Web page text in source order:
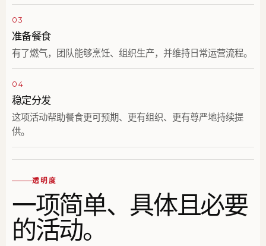
03
准备餐食
有了燃气，团队能够烹饪、组织生产，并维持日常运营流程。
04
稳定分发
这项活动帮助餐食更可预期、更有组织、更有尊严地持续提
供。
透明度
一项简单、具体且必要
的活动。